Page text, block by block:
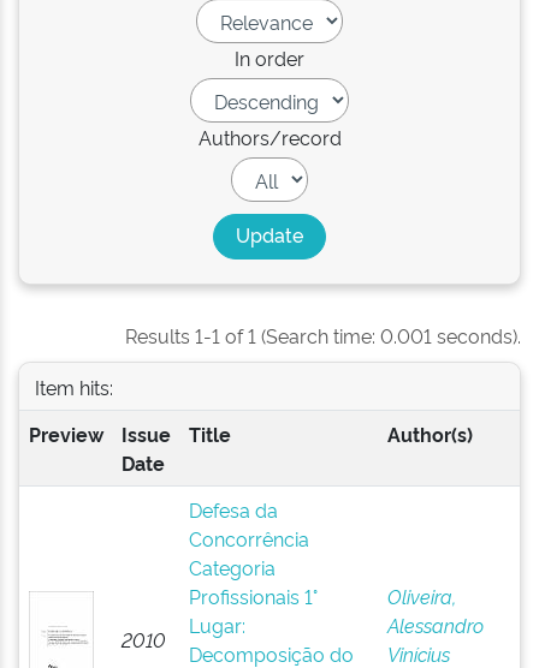
In order
Authors/record
Results 1-1 of 1 (Search time: 0.001 seconds).
Item hits:
Preview
Issue
Date
Title Author(s)
2010
Defesa da
Concorrência
Categoria
Profissionais 1°
Lugar:
Decomposição do
Oliveira,
Alessandro
Vinícius